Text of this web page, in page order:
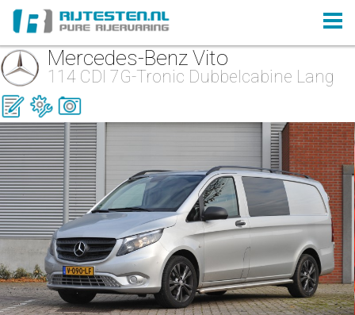
Mercedes-Benz Vito
114 CDI 7G-Tronic Dubbelcabine Lang